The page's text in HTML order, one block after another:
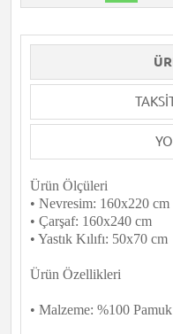
Ürün Ölçüleri
• Nevresim: 160x220 cm
• Çarşaf: 160x240 cm
• Yastık Kılıfı: 50x70 cm
Ürün Özellikleri
• Malzeme: %100 Pamuk